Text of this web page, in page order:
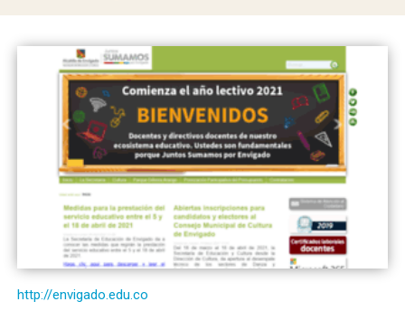
http://envigado.edu.co